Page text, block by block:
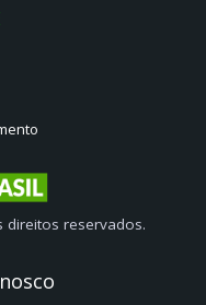
direitos reservados.